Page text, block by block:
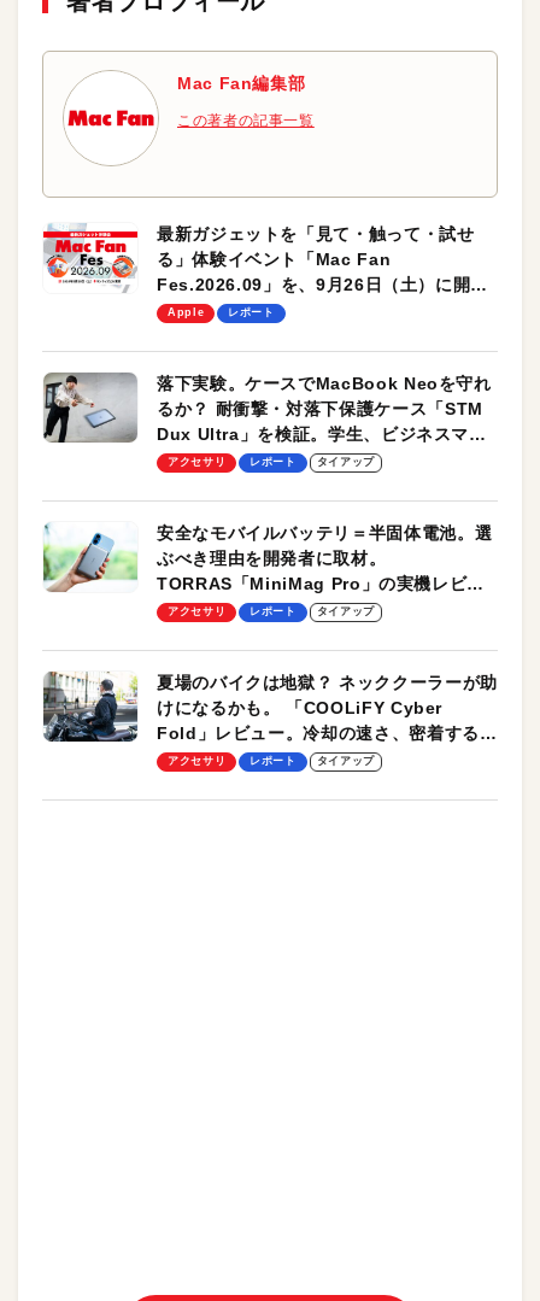
Mac Fan編集部
この著者の記事一覧
最新ガジェットを「見て・触って・試せ
る」体験イベント「Mac Fan
Fes.2026.09」を、9月26日（土）に開催
します！
Apple レポート
落下実験。ケースでMacBook Neoを守れ
るか？ 耐衝撃・対落下保護ケース「STM
Dux Ultra」を検証。学生、ビジネスマン
のモバイルユースに最適！
アクセサリ レポート タイアップ
安全なモバイルバッテリ＝半固体電池。選
ぶべき理由を開発者に取材。
TORRAS「MiniMag Pro」の実機レビュ
ーも
アクセサリ レポート タイアップ
夏場のバイクは地獄？ ネッククーラーが助
けになるかも。 「COOLiFY Cyber
Fold」レビュー。冷却の速さ、密着する冷
却プレート、シンプルな操作性がグッド！
アクセサリ レポート タイアップ